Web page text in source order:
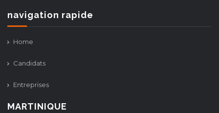
navigation rapide
Home
Candidats
Entreprises
MARTINIQUE